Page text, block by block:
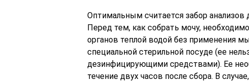
Оптимальным считается забор анализов
Перед тем, как собрать мочу,
органов теплой водой без применения
специальной стерильной посуде (ее
дезинфицирующими средствами). Ее
течение двух часов после сбора. В